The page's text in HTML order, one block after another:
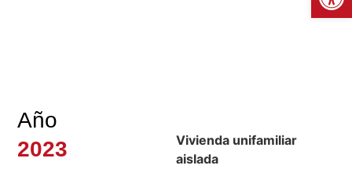
Año
2023
Vivienda unifamiliar
aislada